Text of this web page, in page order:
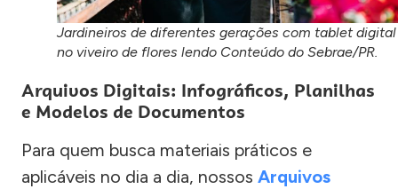
Jardineiros de diferentes gerações com tablet digital
no viveiro de flores lendo Conteúdo do Sebrae/PR.
Arquivos Digitais: Infográficos, Planilhas
e Modelos de Documentos
Para quem busca materiais práticos e
aplicáveis no dia a dia, nossos Arquivos